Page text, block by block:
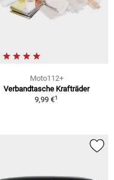
Moto112+
Verbandtasche Krafträder
9,99 €1